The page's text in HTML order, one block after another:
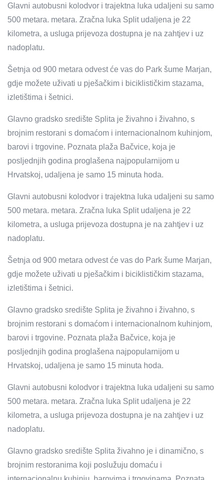
Glavni autobusni kolodvor i trajektna luka udaljeni su samo
500 metara. metara. Zračna luka Split udaljena je 22
kilometra, a usluga prijevoza dostupna je na zahtjev i uz
nadoplatu.
Šetnja od 900 metara odvest će vas do Park šume Marjan,
gdje možete uživati ​​u pješačkim i biciklističkim stazama,
izletištima i šetnici.
Glavno gradsko središte Splita je živahno i živahno, s
brojnim restorani s domaćom i internacionalnom kuhinjom,
barovi i trgovine. Poznata plaža Bačvice, koja je
posljednjih godina proglašena najpopularnijom u
Hrvatskoj, udaljena je samo 15 minuta hoda.
Glavni autobusni kolodvor i trajektna luka udaljeni su samo
500 metara. metara. Zračna luka Split udaljena je 22
kilometra, a usluga prijevoza dostupna je na zahtjev i uz
nadoplatu.
Šetnja od 900 metara odvest će vas do Park šume Marjan,
gdje možete uživati ​​u pješačkim i biciklističkim stazama,
izletištima i šetnici.
Glavno gradsko središte Splita je živahno i živahno, s
brojnim restorani s domaćom i internacionalnom kuhinjom,
barovi i trgovine. Poznata plaža Bačvice, koja je
posljednjih godina proglašena najpopularnijom u
Hrvatskoj, udaljena je samo 15 minuta hoda.
Glavni autobusni kolodvor i trajektna luka udaljeni su samo
500 metara. metara. Zračna luka Split udaljena je 22
kilometra, a usluga prijevoza dostupna je na zahtjev i uz
nadoplatu.
Glavno gradsko središte Splita živahno je i dinamično, s
brojnim restoranima koji poslužuju domaću i